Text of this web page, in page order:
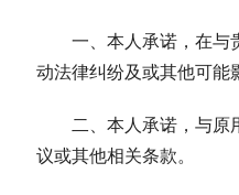
一、本人承诺，在与
动法律纠纷及或其他可能
二、本人承诺，与
议或其他相关条款。